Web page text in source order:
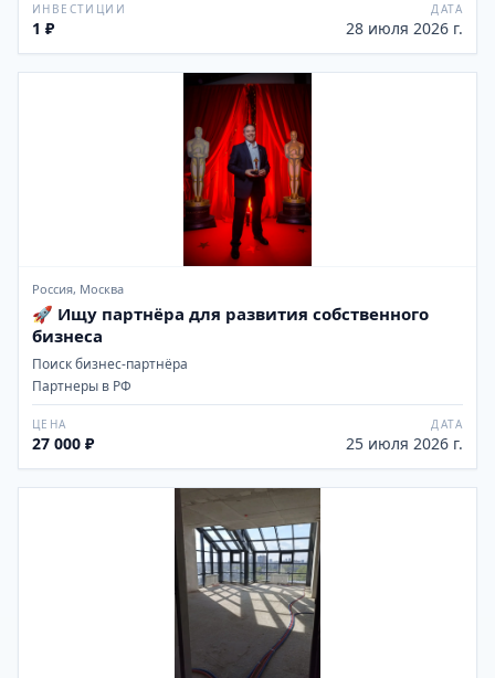
ИНВЕСТИЦИИ
1 ₽
ДАТА
28 июля 2026 г.
Россия, Москва
🚀 Ищу партнёра для развития собственного
бизнеса
Поиск бизнес-партнёра
Партнеры в РФ
ЦЕНА
27 000 ₽
ДАТА
25 июля 2026 г.